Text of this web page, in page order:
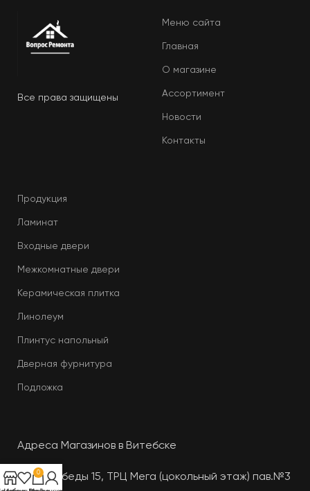
Все права защищены
Меню сайта
Главная
О магазине
Ассортимент
Новости
Контакты
Продукция
Ламинат
Входные двери
Межкомнатные двери
Керамическая плитка
Линолеум
Плинтус напольный
Дверная фурнитура
Подложка
Адреса Магазинов в Витебске
Пр-т. Победы 15, ТРЦ Мега (цокольный этаж) пав.№3
0